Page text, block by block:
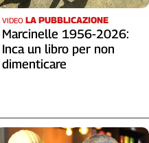
VIDEO LA PUBBLICAZIONE
Marcinelle 1956-2026:
Inca un libro per non
dimenticare